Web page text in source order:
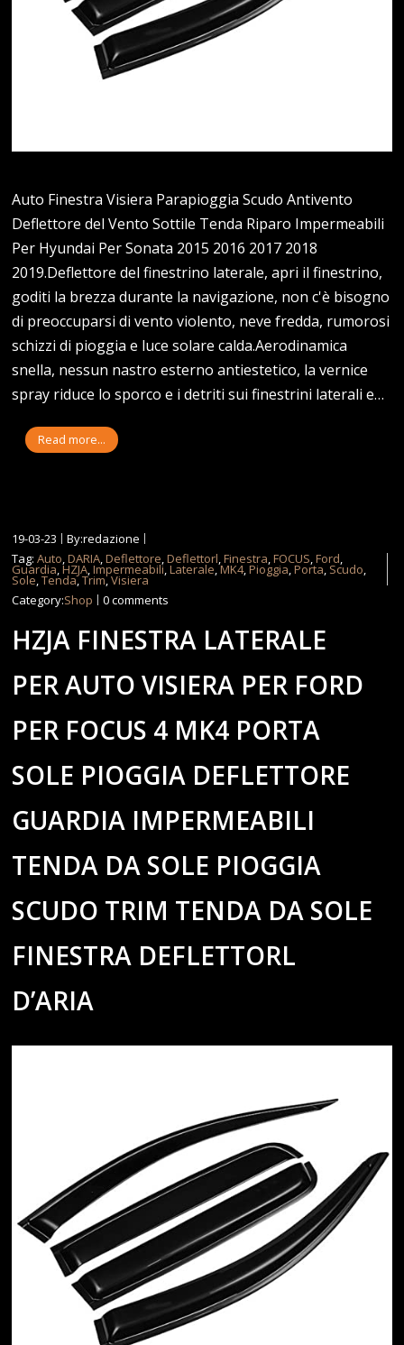
Auto Finestra Visiera Parapioggia Scudo Antivento
Deflettore del Vento Sottile Tenda Riparo Impermeabili
Per Hyundai Per Sonata 2015 2016 2017 2018
2019.Deflettore del finestrino laterale, apri il finestrino,
goditi la brezza durante la navigazione, non c'è bisogno
di preoccuparsi di vento violento, neve fredda, rumorosi
schizzi di pioggia e luce solare calda.Aerodinamica
snella, nessun nastro esterno antiestetico, la vernice
spray riduce lo sporco e i detriti sui finestrini laterali e…
Read more...
19-03-23
By:redazione
Tag:Auto,DARIA,Deflettore,Deflettorl,Finestra,FOCUS,Ford,
Guardia,HZJA,Impermeabili,Laterale,MK4,Pioggia,Porta, Scudo,
Sole,Tenda,Trim,Visiera
Category:Shop 0 comments
HZJA FINESTRA LATERALE
PER AUTO VISIERA PER FORD
PER FOCUS 4 MK4 PORTA
SOLE PIOGGIA DEFLETTORE
GUARDIA IMPERMEABILI
TENDA DA SOLE PIOGGIA
SCUDO TRIM TENDA DA SOLE
FINESTRA DEFLETTORL
D’ARIA